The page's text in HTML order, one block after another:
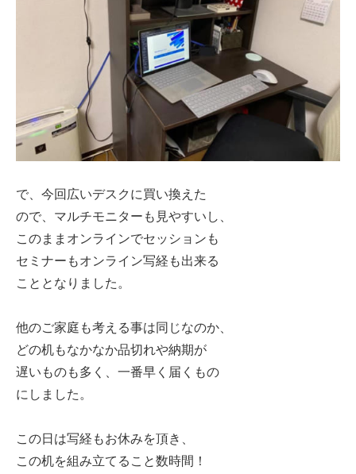
で、今回広いデスクに買い換えた
ので、マルチモニターも見やすいし、
このままオンラインでセッションも
セミナーもオンライン写経も出来る
こととなりました。
他のご家庭も考える事は同じなのか、
どの机もなかなか品切れや納期が
遅いものも多く、一番早く届くもの
にしました。
この日は写経もお休みを頂き、
この机を組み立てること数時間！